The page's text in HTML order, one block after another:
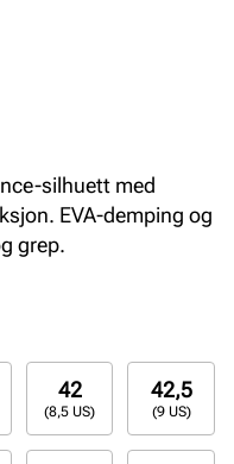
silhuett med
EVA-demping og
grep.
42
(8,5 US)
42,5
(9 US)